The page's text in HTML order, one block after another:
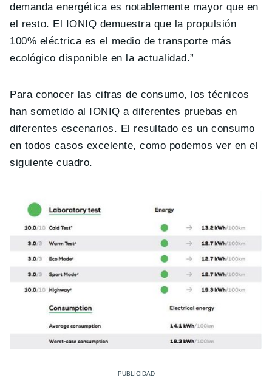
demanda energética es notablemente mayor que en
el resto. El IONIQ demuestra que la propulsión
100% eléctrica es el medio de transporte más
ecológico disponible en la actualidad.”
Para conocer las cifras de consumo, los técnicos
han sometido al IONIQ a diferentes pruebas en
diferentes escenarios. El resultado es un consumo
en todos casos excelente, como podemos ver en el
siguiente cuadro.